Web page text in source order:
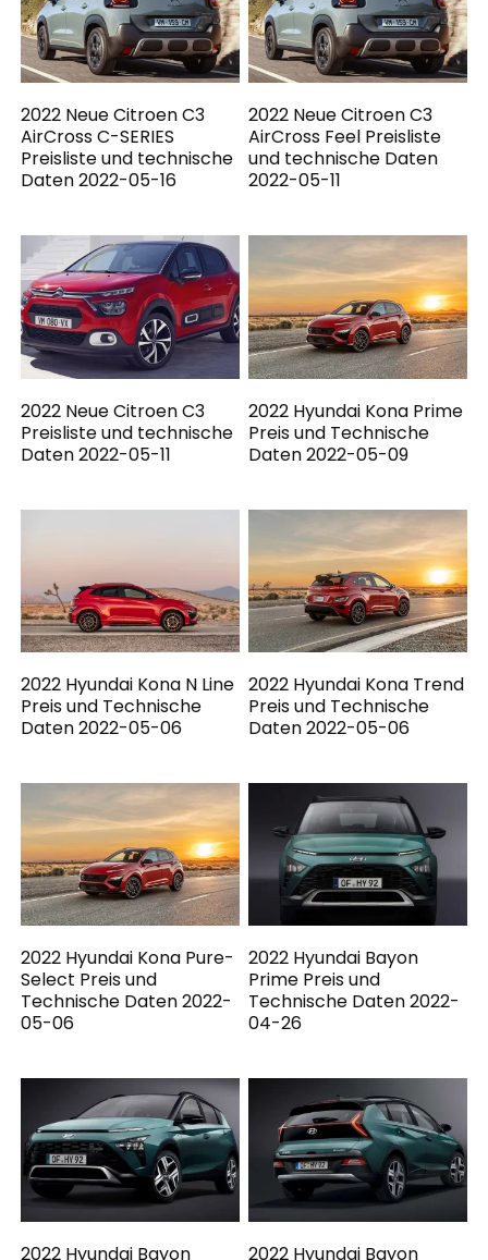
2022 Neue Citroen C3
AirCross C-SERIES
Preisliste und technische
Daten 2022-05-16
2022 Neue Citroen C3
AirCross Feel Preisliste
und technische Daten
2022-05-11
2022 Neue Citroen C3
Preisliste und technische
Daten 2022-05-11
2022 Hyundai Kona Prime
Preis und Technische
Daten 2022-05-09
2022 Hyundai Kona N Line
Preis und Technische
Daten 2022-05-06
2022 Hyundai Kona Trend
Preis und Technische
Daten 2022-05-06
2022 Hyundai Kona Pure-
Select Preis und
Technische Daten 2022-
05-06
2022 Hyundai Bayon
Prime Preis und
Technische Daten 2022-
04-26
2022 Hyundai Bayon 2022 Hyundai Bayon